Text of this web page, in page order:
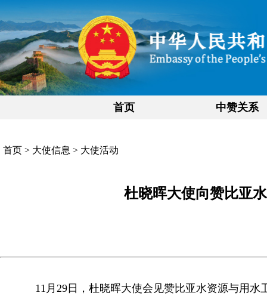
首页 中赞关系
首页 > 大使信息 > 大使活动
杜晓晖大使向赞比亚
11月29日，杜晓晖大使会见赞比亚水资源与用水